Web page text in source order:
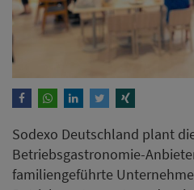
Sodexo Deutschland plant
Betriebsgastronomie-
familiengeführte